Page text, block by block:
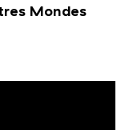
Mondes